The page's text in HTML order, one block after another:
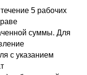
5 рабочих
суммы. Для
с указанием